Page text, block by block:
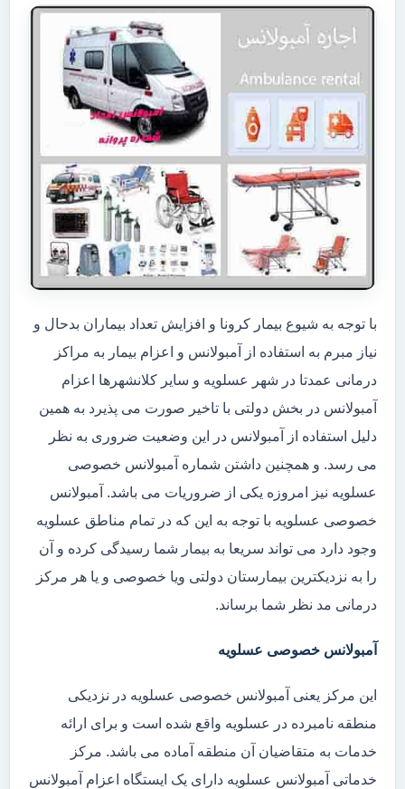
با توجه به شیوع بیمار کرونا و افزایش تعداد بیماران بدحال و
نیاز مبرم به استفاده از آمبولانس و اعزام بیمار به مراکز
درمانی عمدتا در شهر عسلویه و سایر کلانشهرها اعزام
آمبولانس در بخش دولتی با تاخیر صورت می پذیرد به همین
دلیل استفاده از آمبولانس در این وضعیت ضروری به نظر
می رسد. و همچنین داشتن شماره آمبولانس خصوصی
عسلویه نیز امروزه یکی از ضروریات می باشد. آمبولانس
خصوصی عسلویه با توجه به این که در تمام مناطق عسلویه
وجود دارد می تواند سریعا به بیمار شما رسیدگی کرده و آن
را به نزدیکترین بیمارستان دولتی ویا خصوصی و یا هر مرکز
درمانی مد نظر شما برساند.
آمبولانس خصوصی عسلویه
این مرکز یعنی آمبولانس خصوصی عسلویه در نزدیکی
منطقه نامبرده در عسلویه واقع شده است و برای ارائه
خدمات به متقاضیان آن منطقه آماده می باشد. مرکز
خدماتی آمبولانس عسلویه دارای یک ایستگاه اعزام آمبولانس